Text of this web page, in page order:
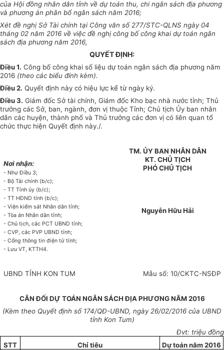
của Hội đồng nhân dân tỉnh về dự toán thu, chi ngân sách địa phương
và phương án phân bổ ngân sách năm 2016;
Xét đề nghị Sở Tài chính tại Công văn số 277/STC-QLNS ngày 04
tháng 02 năm 2016 về việc đề nghị công bố công khai dự toán ngân
sách địa phương năm 2016,
QUYẾT ĐỊNH:
Điều 1. Công bố công khai số liệu dự toán ngân sách địa phương năm
2016 (theo các biểu đính kèm).
Điều 2. Quyết định này có hiệu lực kể từ ngày ký.
Điều 3. Giám đốc Sở tài chính, Giám đốc Kho bạc nhà nước tỉnh; Thủ
trưởng các Sở, ban, ngành, đơn vị thuộc Tỉnh; Chủ tịch Ủy ban nhân
dân các huyện, thành phố và Thủ trưởng các đơn vị có liên quan tổ
chức thực hiện Quyết định này./.
Nơi nhận:
- Như Điều 3;
- Bộ Tài chính (b/c);
- TT Tỉnh ủy (b/c);
- TT HĐND tỉnh (b/c);
- Viện kiểm sát Nhân dân tỉnh;
- Tòa án Nhân dân tỉnh;
- Chủ tịch, các PCT UBND tỉnh;
- CVP, các PVP UBND tỉnh;
- Cổng thông tin điện tử tỉnh;
- Lưu VT, KTTH4.
TM. ỦYBAN NHÂN DÂN
KT. CHỦ TỊCH
PHÓCHỦ TỊCH
Nguyễn Hữu Hải
UBNDTỈNH KON TUM Mẫu số: 10/CKTC-NSĐP
CÂN ĐỐI DỰ TOÁN NGÂN SÁCH ĐỊA PHƯƠNG NĂM 2016
(Kèm theo Quyết định số 174/QĐ-UBND, ngày26/02/2016 của UBND
tỉnh Kon Tum)
Đvt: triệu đồng
STT
Chỉ tiêu
Dự toán năm 2016